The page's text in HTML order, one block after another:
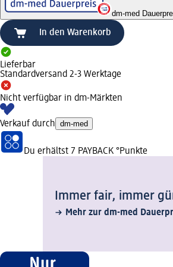
dm-med
In den Warenkorb
Lieferbar
Standardversand 2-3 Werktage
Nicht verfügbar in dm-Märkten
Verkauf durch dm-med
Du erhältst 7 PAYBACK °Punkte
Immer fair,­ immer
Mehr zur dm-med